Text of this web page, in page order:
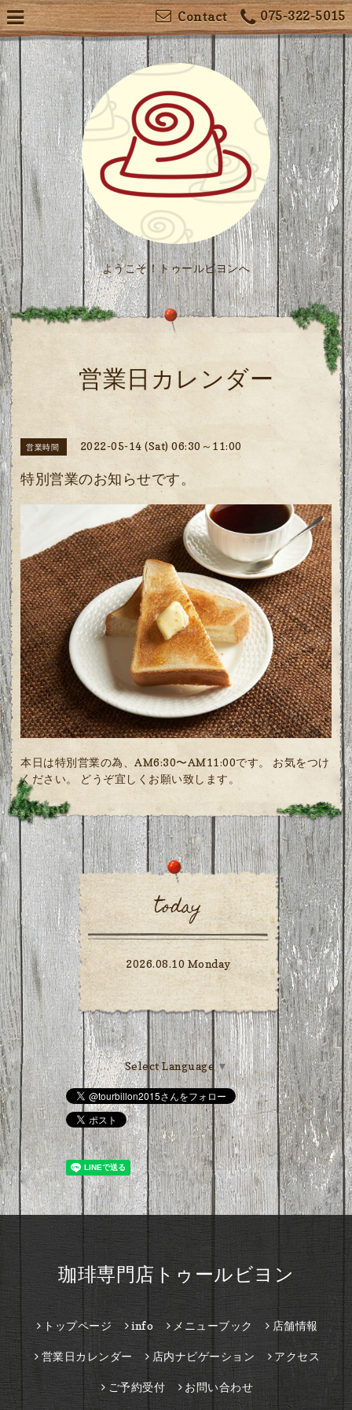
075-322-5015
Contact
ようこそ！トゥールビヨンへ
営業日カレンダー
営業時間 2022-05-14 (Sat) 06:30～11:00
特別営業のお知らせです。
本日は特別営業の為、AM6:30〜AM11:00です。 お気をつけ
ください。 どうぞ宜しくお願い致します。
today
2026.08.10 Monday
Select Language▼
珈琲専門店トゥールビヨン
トップページ info メニューブック 店舗情報
営業日カレンダー 店内ナビゲーション アクセス
ご予約受付 お問い合わせ